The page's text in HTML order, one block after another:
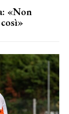
«Non